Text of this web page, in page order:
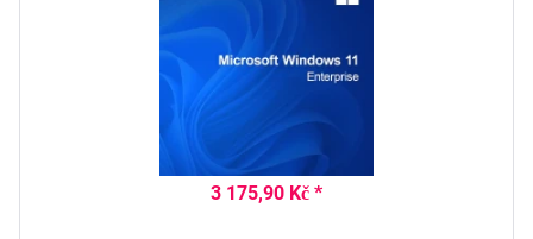
3 175,90 Kč *